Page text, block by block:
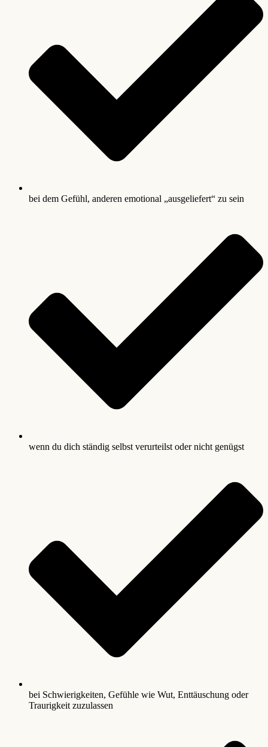
bei dem Gefühl, anderen emotional „ausgeliefert“ zu sein
wenn du dich ständig selbst verurteilst oder nicht genügst
bei Schwierigkeiten, Gefühle wie Wut, Enttäuschung oder
Traurigkeit zuzulassen